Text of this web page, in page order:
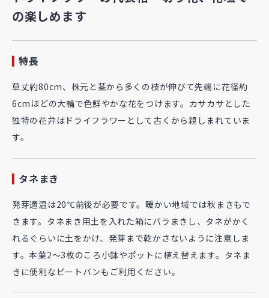
の楽しめます
特長
草丈約80cm、株元と茎から多くの枝が伸びて先端に花径約
6cmほどの大輪で色鮮やかな花をつけます。カサカサとした
独特の花弁はドライフラワーとして古くから親しまれていま
す。
タネまき
発芽適温は20℃前後が必要です。暖かい地域では秋まきもで
きます。タネまき用土を入れた箱にバラまきし、タネがかく
れるぐらいに土をかけ、発芽まで乾かさないように注意しま
す。本葉2～3枚のころ小鉢やポットに植え替えます。タネま
きに便利なピートバンもご利用ください。